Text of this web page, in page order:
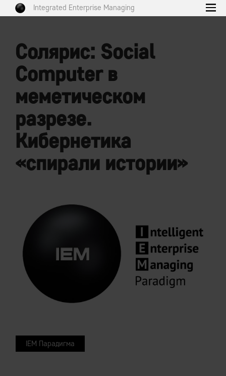
Integrated Enterprise Managing
Солярис: Social
Computer в
меметическом
разрезе.
Кибернетика
«спирали истории»
IEM Парадигма